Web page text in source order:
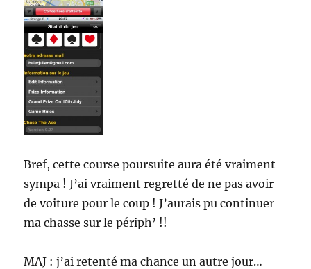
Bref, cette course poursuite aura été vraiment
sympa ! J’ai vraiment regretté de ne pas avoir
de voiture pour le coup ! J’aurais pu continuer
ma chasse sur le périph’ !!
MAJ : j’ai retenté ma chance un autre jour…